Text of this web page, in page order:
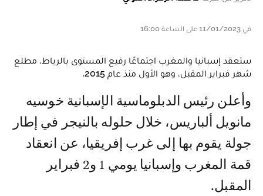
في 11/01/2023 على الساعة 16:00
ستعقد إسبانيا والمغرب اجتماعًا رفيع المستوى بالرباط، مطلع
شهر فبراير المقبل، وهو الأول منذ عام 2015.
وأعلن رئيس الدبلوماسية الإسبانية خوسيه
مانويل ألباريس، خلال حلوله بالنيجر في إطار
جولة يقوم بها إلى غرب إفريقيا، عن انعقاد
قمة المغرب وإسبانيا يومي 1 و2 فبراير
المقبل.